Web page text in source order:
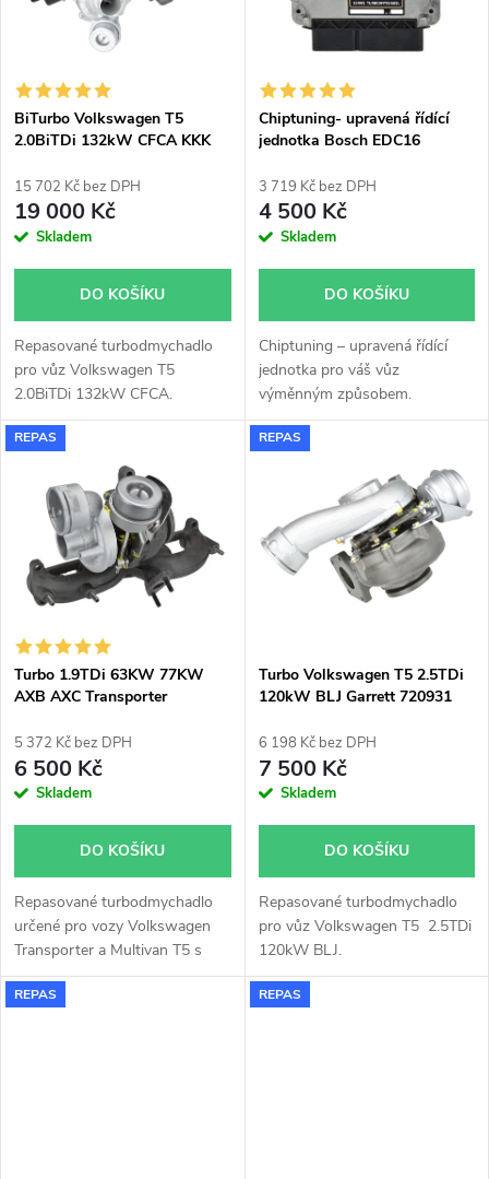
í
p
r
o
u
k
t
s
p
r
o
d
u
k
ů
BiTurbo Volkswagen T5
2.0BiTDi 132kW CFCA KKK
15 702 Kč bez DPH
19 000 Kč
Skladem
DO KOŠÍKU
Repasované turbodmychadlo
pro vůz Volkswagen T5
2.0BiTDi 132kW CFCA.
Chiptuning- upravená řídící
jednotka Bosch EDC16
3 719 Kč bez DPH
4 500 Kč
Skladem
DO KOŠÍKU
Chiptuning – upravená řídící
jednotka pro váš vůz
výměnným způsobem.
REPAS
Turbo 1.9TDi 63KW 77KW
AXB AXC Transporter
54399700020
5 372 Kč bez DPH
6 500 Kč
Skladem
DO KOŠÍKU
Repasované turbodmychadlo
určené pro vozy Volkswagen
Transporter a Multivan T5 s
motory 1.9TDi 63KW a 77KW
s kody AXB a AXC.
REPAS
Turbo Volkswagen T5 2.5TDi
120kW BLJ Garrett 720931
6 198 Kč bez DPH
7 500 Kč
Skladem
DO KOŠÍKU
Repasované turbodmychadlo
pro vůz Volkswagen T5 2.5TDi
120kW BLJ.
REPAS REPAS